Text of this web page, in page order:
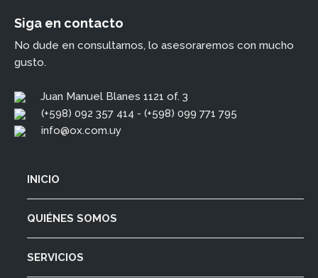
Siga en contacto
No dude en consultarnos, lo asesoraremos con mucho
gusto.
Juan Manuel Blanes 1121 of. 3
(+598) 092 357 414 - (+598) 099 771 795
info@ox.com.uy
INICIO
QUIÉNES SOMOS
SERVICIOS